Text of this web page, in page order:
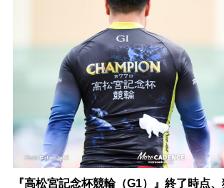
『高松宮記念杯競輪（G1）』終了時点